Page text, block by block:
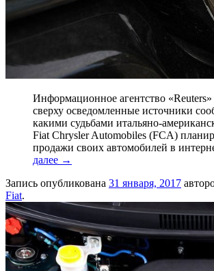
Информационное агентство «Reuters»
сверху осведомленные источники
какими судьбами итальяно-
Fiat Chrysler Automobiles (FCA)
продажи своих автомобилей в
далее →
Запись опубликована 31 января, 2017
Fiat.